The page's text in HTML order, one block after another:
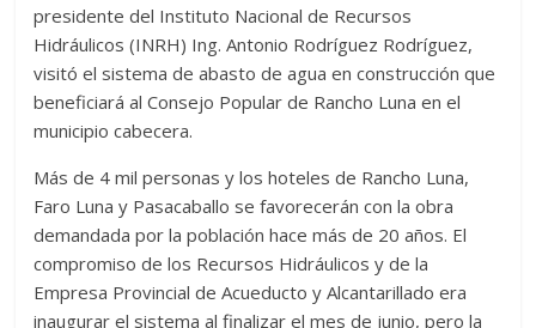
presidente del Instituto Nacional de Recursos
Hidráulicos (INRH) Ing. Antonio Rodríguez Rodríguez,
visitó el sistema de abasto de agua en construcción que
beneficiará al Consejo Popular de Rancho Luna en el
municipio cabecera.
Más de 4 mil personas y los hoteles de Rancho Luna,
Faro Luna y Pasacaballo se favorecerán con la obra
demandada por la población hace más de 20 años. El
compromiso de los Recursos Hidráulicos y de la
Empresa Provincial de Acueducto y Alcantarillado era
inaugurar el sistema al finalizar el mes de junio, pero la